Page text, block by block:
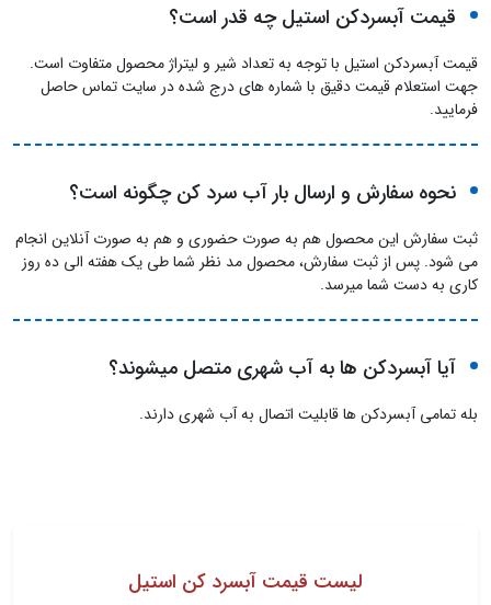
قیمت آبسردکن استیل چه قدر است؟
قیمت آبسردکن استیل با توجه به تعداد شیر و لیتراژ محصول متفاوت است.
جهت استعلام قیمت دقیق با شماره های درج شده در سایت تماس حاصل
فرمایید.
نحوه سفارش و ارسال بار آب سرد کن چگونه است؟
ثبت سفارش این محصول هم به صورت حضوری و هم به صورت آنلاین انجام
می شود. پس از ثبت سفارش، محصول مد نظر شما طی یک هفته الی ده روز
کاری به دست شما میرسد.
آیا آبسردکن ها به آب شهری متصل میشوند؟
بله تمامی آبسردکن ها قابلیت اتصال به آب شهری دارند.
لیست قیمت آبسرد کن استیل